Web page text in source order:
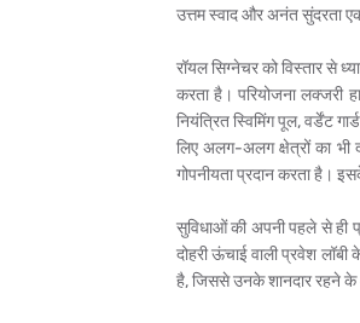
उत्तम स्वाद और अनंत सुंदरता
रॉयल सिग्नेचर को विस्तार से
करता है। परियोजना लक्जरी
नियंत्रित स्विमिंग पूल, वर्डेंट
लिए अलग-अलग क्षेत्रों का भी
गोपनीयता प्रदान करता है।
सुविधाओं की अपनी पहले से ही
दोहरी ऊंचाई वाली प्रवेश
है, जिससे उनके शानदार रहने के